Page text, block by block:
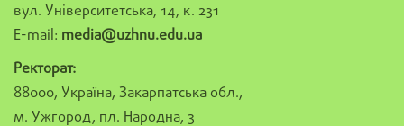
вул. Університетська, 14, к. 231
E-mail: media@uzhnu.edu.ua
Ректорат:
88000, Україна, Закарпатська обл.,
м. Ужгород, пл. Народна, 3